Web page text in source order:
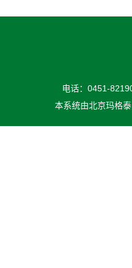
电话：0451-
本系统由北京玛格